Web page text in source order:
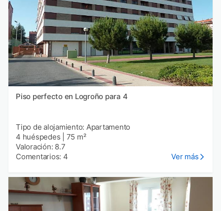
Piso perfecto en Logroño para 4
Tipo de alojamiento: Apartamento
4 huéspedes
75 m²
Valoración: 8.7
Comentarios: 4
Ver más